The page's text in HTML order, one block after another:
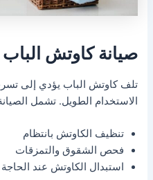
صيانة كاوتش
تلف كاوتش الباب يؤدي إلى
الاستخدام الطويل. تشمل
تنظيف الكاوتش بانتظام
فحص الشقوق والتمزقات
استبدال الكاوتش عند الحاجة